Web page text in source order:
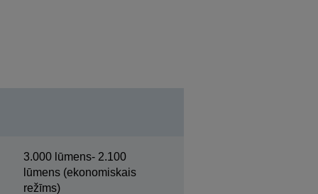
3.000 lūmens- 2.100
lūmens (ekonomiskais
režīms)